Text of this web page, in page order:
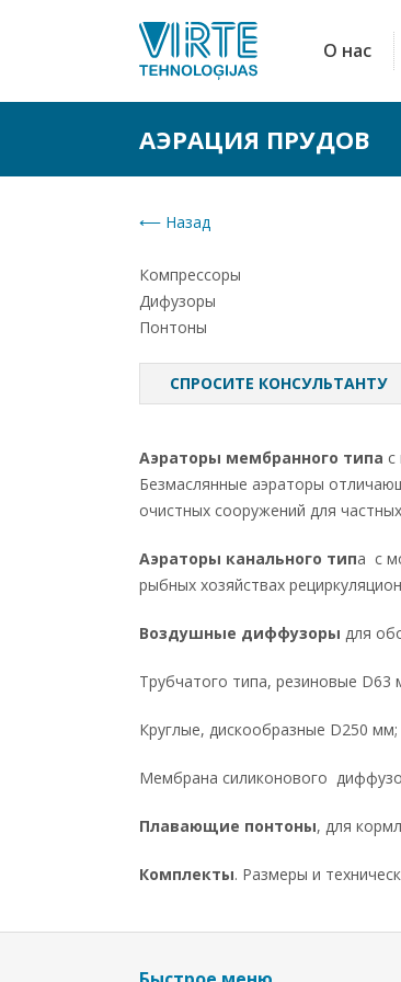
О нас
АЭРАЦИЯ ПРУДОВ
Hазад
Компрессоры
Дифузоры
Понтоны
СПРОСИТЕ КОНСУЛЬТАНТУ
(+371) 28393444
Аэраторы мембранного типа
Безмаслянные аэраторы
очистных сооружений для
Аэраторы канального типа с
рыбных хозяйствах
Воздушные диффузоры для
Трубчатого типа, резиновые
Круглые, дискообразные D250
Мембрана силиконового
Плавающие понтоны, для
Комплекты. Размеры и